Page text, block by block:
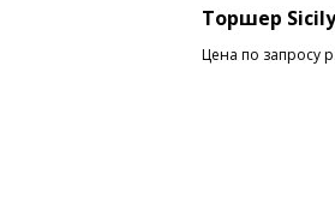
Торшер Sicily
Цена по запросу р.